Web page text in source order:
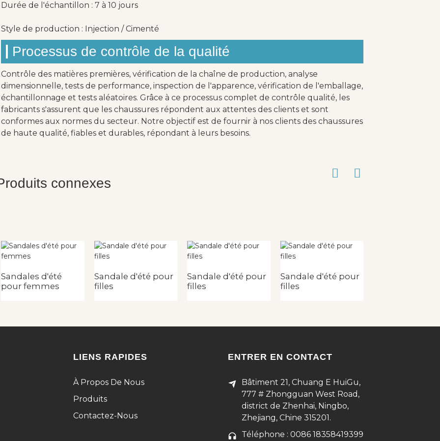
Durée de l'échantillon : 7 à 10 jours
Style de production : Injection / Cimenté
Processus de contrôle de la qualité
Contrôle des matières premières, vérification de la chaîne de production, analyse
dimensionnelle, tests de performance, inspection de l'apparence, vérification de l'emballage,
échantillonnage et tests aléatoires. Grâce à ce processus complet de contrôle qualité, les
fabricants s'assurent que les chaussures répondent aux attentes des clients et sont
conformes aux normes du secteur. Notre objectif est de fournir à nos clients des chaussures
de haute qualité, fiables et durables, répondant à leurs besoins.
connexes
Sandales d'été
pour femmes
Sandale d'été pour
filles
Sandale d'été pour
filles
Sandale d'été pour
filles
LIENS RAPIDES
À Propos De Nous
Produits
Contactez-Nous
ENTRER EN CONTACT
Bâtiment 21, Chuang E HuiGu,
777 # Zhongguan West Road,
district de Zhenhai, Ningbo,
Zhejiang, Chine 315201.
Téléphone : 0086 18358419399